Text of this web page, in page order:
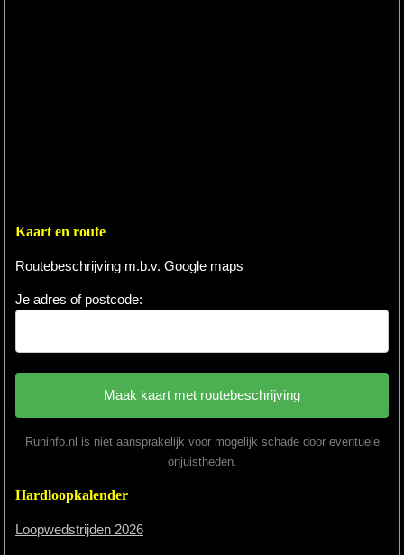
Kaart en route
Routebeschrijving m.b.v. Google maps
Je adres of postcode:
Runinfo.nl is niet aansprakelijk voor mogelijk schade door eventuele
onjuistheden.
Hardloopkalender
Loopwedstrijden 2026